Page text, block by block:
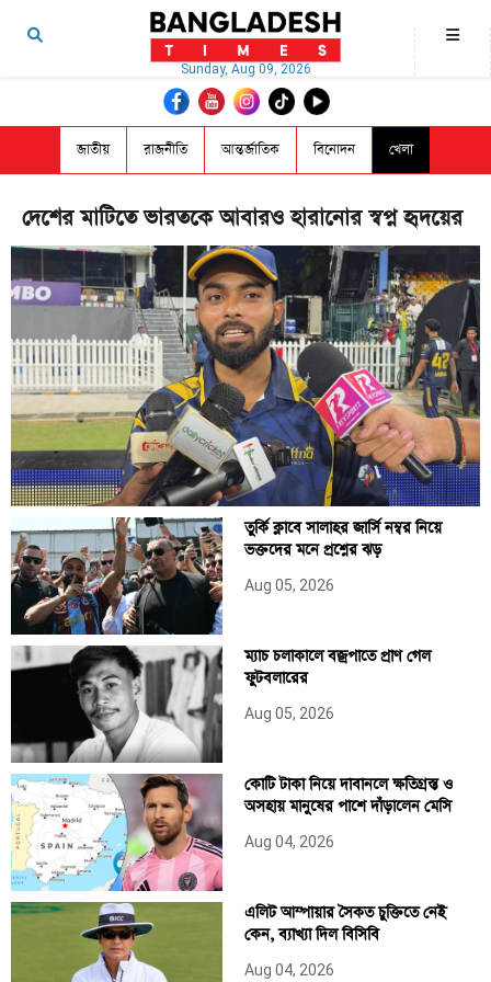
Sunday, Aug 09, 2026
জাতীয় রাজনীতি আন্তর্জাতিক বিনোদন খেলা
দেশের মাটিতে ভারতকে আবারও হারানোর স্বপ্ন হৃদয়ের
তুর্কি ক্লাবে সালাহর জার্সি নম্বর নিয়ে
ভক্তদের মনে প্রশ্নের ঝড়
Aug 05, 2026
ম্যাচ চলাকালে বজ্রপাতে প্রাণ গেল
ফুটবলারের
Aug 05, 2026
কোটি টাকা নিয়ে দাবানলে ক্ষতিগ্রস্ত ও
অসহায় মানুষের পাশে দাঁড়ালেন মেসি
Aug 04, 2026
এলিট আম্পায়ার সৈকত চুক্তিতে নেই
কেন, ব্যাখ্যা দিল বিসিবি
Aug 04, 2026